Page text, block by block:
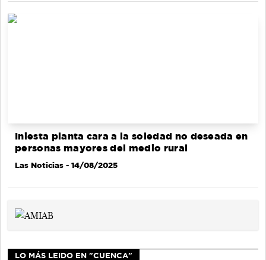
Iniesta planta cara a la soledad no deseada en
personas mayores del medio rural
Las Noticias - 14/08/2025
LO MÁS LEIDO EN "CUENCA"